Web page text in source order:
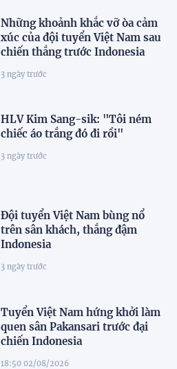
Những khoảnh khắc vỡ òa cảm
xúc của đội tuyển Việt Nam sau
chiến thắng trước Indonesia
3 ngày trước
HLV Kim Sang-sik: "Tôi ném
chiếc áo trắng đó đi rồi"
3 ngày trước
Đội tuyển Việt Nam bùng nổ
trên sân khách, thắng đậm
Indonesia
3 ngày trước
Tuyển Việt Nam hứng khởi làm
quen sân Pakansari trước đại
chiến Indonesia
18:50 02/08/2026